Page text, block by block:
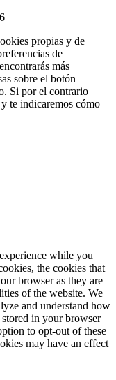
propias y de
de
encontrarás más
sobre el botón
Si por el contrario
te indicaremos cómo
while you
the cookies that
browser as they are
of the website. We
and understand how
in your browser
to opt-out of these
may have an effect